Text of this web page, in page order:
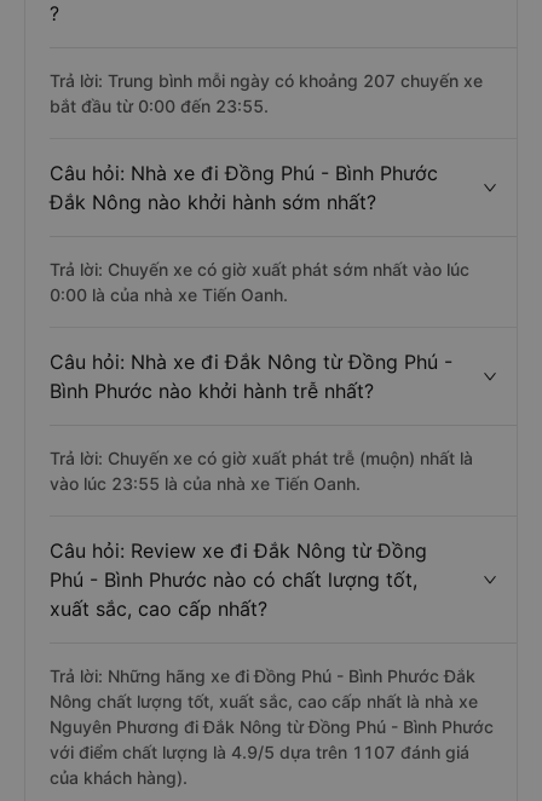
?
Trả lời: Trung bình mỗi ngày có khoảng 207 chuyến xe
bắt đầu từ 0:00 đến 23:55.
Câu hỏi: Nhà xe đi Đồng Phú - Bình Phước
Đắk Nông nào khởi hành sớm nhất?
Trả lời: Chuyến xe có giờ xuất phát sớm nhất vào lúc
0:00 là của nhà xe Tiến Oanh.
Câu hỏi: Nhà xe đi Đắk Nông từ Đồng Phú -
Bình Phước nào khởi hành trễ nhất?
Trả lời: Chuyến xe có giờ xuất phát trễ (muộn) nhất là
vào lúc 23:55 là của nhà xe Tiến Oanh.
Câu hỏi: Review xe đi Đắk Nông từ Đồng
Phú - Bình Phước nào có chất lượng tốt,
xuất sắc, cao cấp nhất?
Trả lời: Những hãng xe đi Đồng Phú - Bình Phước Đắk
Nông chất lượng tốt, xuất sắc, cao cấp nhất là nhà xe
Nguyên Phương đi Đắk Nông từ Đồng Phú - Bình Phước
với điểm chất lượng là 4.9/5 dựa trên 1107 đánh giá
của khách hàng).